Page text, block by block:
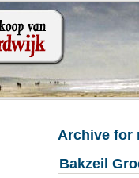
Archive for
Bakzeil